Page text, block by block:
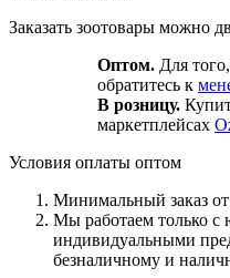
Заказать зоотовары можно
Оптом. Для
обратитесь к
В розницу.
маркетплейсах
Условия оплаты оптом
Минимальный заказ
Мы работаем только
индивидуальными
безналичному и